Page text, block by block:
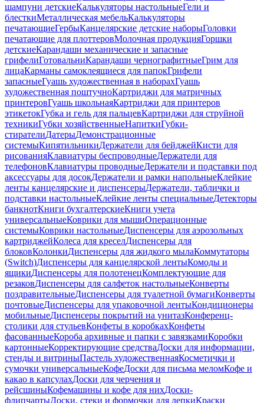
шампуни детскиеКалькуляторы настольныеГели и
блесткиМеталлическая мебельКалькуляторы
печатающиеГербыКанцелярские детские наборыГоловки
печатающие для плоттеровМолочная продукцияГоршки
детскиеКарандаши механические и запасные
грифелиГотовальниКарандаши чернографитныеГрим для
лицаКарманы самоклеящиеся для папокГрифели
запасныеГуашь художественная в наборахГуашь
художественная поштучноКартриджи для матричных
принтеровГуашь школьнаяКартриджи для принтеров
этикетокГубка и гель для пальцевКартриджи для струйной
техникиГубки хозяйственныеНапиткиГубки-
стирателиДатерыДемонстрационные
системыКипятильникиДержатели для бейджейКисти для
рисованияКлавиатуры беспроводныеДержатели для
телефоновКлавиатуры проводныеДержатели и подставки под
аксессуары для досокДержатели и рамки напольныеКлейкие
ленты канцелярские и диспенсерыДержатели, таблички и
подставки настольныеКлейкие ленты специальныеДетекторы
банкнотКниги бухгалтерскиеКниги учета
универсальныеКоврики для мышиОперационные
системыКоврики настольныеДиспенсеры для аэрозольных
картриджейКолеса для креселДиспенсеры для
блоковКолонкиДиспенсеры для жидкого мылаКоммутаторы
(Switch)Диспенсеры для канцелярской лентыКомоды и
ящикиДиспенсеры для полотенецКомплектующие для
резаковДиспенсеры для салфеток настольныеКонверты
поздравительныеДиспенсеры для туалетной бумагиКонверты
почтовыеДиспенсеры для упаковочной лентыКондиционеры
мобильныеДиспенсеры покрытий на унитазКонференц-
столики для стульевКонфеты в коробкахКонфеты
фасованныеКороба архивные и папки с завязкамиКоробки
картонныеКорректирующие средстваДоски для информации,
стенды и витриныПастель художественнаяКосметички и
сумочки универсальныеКофеДоски для письма меломКофе и
какао в капсулахДоски для черчения и
рейсшиныКофемашины и кофе для нихДоски-
флипчартыДоски, стеки и формочки для лепкиКраски